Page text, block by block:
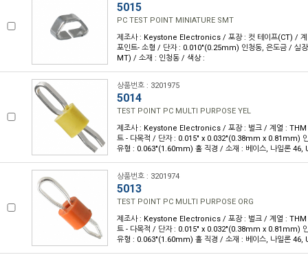
5015
PC TEST POINT MINIATURE SMT
제조사 : Keystone Electronics / 포장 : 컷 테이프(CT) / 계
포인트- 소형 / 단자 : 0.010"(0.25mm) 인청동, 은도금 / 실
MT) / 소재 : 인청동 / 색상 :
상품번호 : 3201975
5014
TEST POINT PC MULTI PURPOSE YEL
제조사 : Keystone Electronics / 포장 : 벌크 / 계열 : THM
트 - 다목적 / 단자 : 0.015" x 0.032"(0.38mm x 0.81mm)
유형 : 0.063"(1.60mm) 홀 직경 / 소재 : 베이스, 나일론 46,
상품번호 : 3201974
5013
TEST POINT PC MULTI PURPOSE ORG
제조사 : Keystone Electronics / 포장 : 벌크 / 계열 : THM
트 - 다목적 / 단자 : 0.015" x 0.032"(0.38mm x 0.81mm)
유형 : 0.063"(1.60mm) 홀 직경 / 소재 : 베이스, 나일론 46,